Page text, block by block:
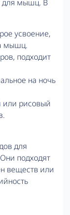
для мышц. В
усвоение,
мышц.
подходит
на ночь
или рисовый
для
подходят
веществ или